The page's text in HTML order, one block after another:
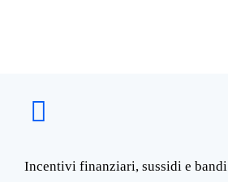
Incentivi finanziari, sussidi e bandi